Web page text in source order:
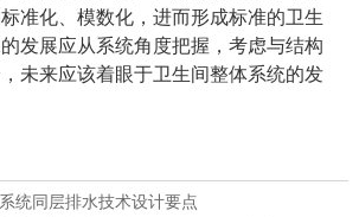
准化、模数化，进而形成标准的卫生
发展应从系统角度把握，考虑与结构
未来应该着眼于卫生间整体系统的发
统同层排水技术设计要点